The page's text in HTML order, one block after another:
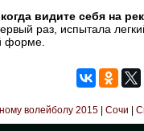
видите себя на
раз, испытала
форме.
волейболу 2015 Сочи